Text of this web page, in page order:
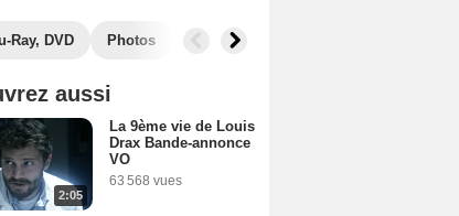
Ray, DVD Photos Musique
aussi
2:05
La 9ème vie de Louis
Drax Bande-annonce
VO
63 568 vues